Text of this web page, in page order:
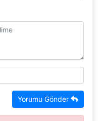
Yorumu Gönder